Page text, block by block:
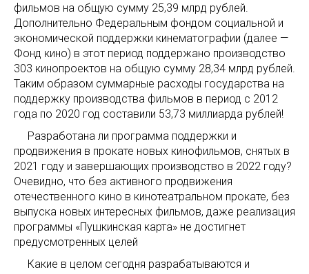
фильмов на общую сумму 25,39 млрд рублей.
Дополнительно Федеральным фондом социальной и
экономической поддержки кинематографии (далее —
Фонд кино) в этот период поддержано производство
303 кинопроектов на общую сумму 28,34 млрд рублей.
Таким образом суммарные расходы государства на
поддержку производства фильмов в период с 2012
года по 2020 год составили 53,73 миллиарда рублей!
Разработана ли программа поддержки и
продвижения в прокате новых кинофильмов, снятых в
2021 году и завершающих производство в 2022 году?
Очевидно, что без активного продвижения
отечественного кино в кинотеатральном прокате, без
выпуска новых интересных фильмов, даже реализация
программы «Пушкинская карта» не достигнет
предусмотренных целей
Какие в целом сегодня разрабатываются и